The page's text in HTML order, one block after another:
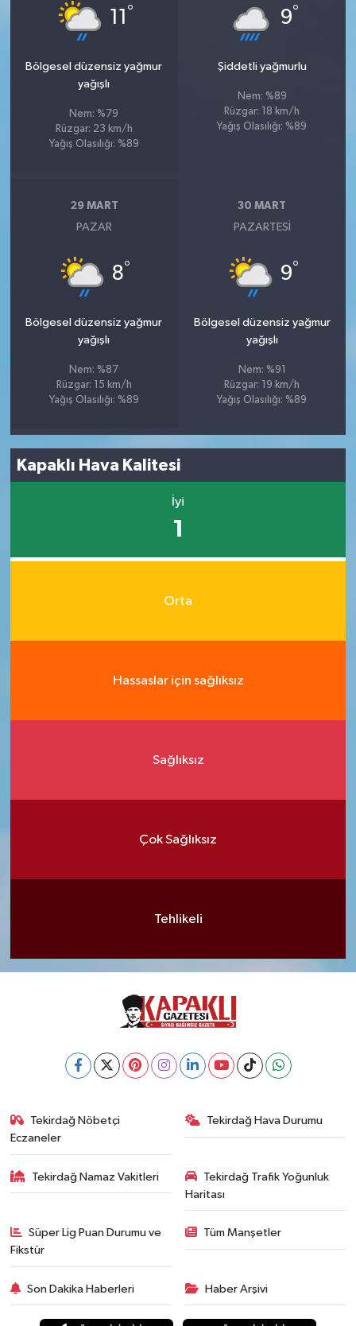
11 °
Bölgesel düzensiz yağmur
yağışlı
Nem: %79
Rüzgar: 23 km/h
Yağış Olasılığı: %89
9°
Şiddetli yağmurlu
Nem: %89
Rüzgar: 18 km/h
Yağış Olasılığı: %89
29 MART
PAZAR
8°
Bölgesel düzensiz yağmur
yağışlı
Nem: %87
Rüzgar: 15 km/h
Yağış Olasılığı: %89
30 MART
PAZARTESI
9°
Bölgesel düzensiz yağmur
yağışlı
Nem: %91
Rüzgar: 19 km/h
Yağış Olasılığı: %89
Kapaklı Hava Kalitesi
İyi
1
Orta
Hassaslar için sağlıksız
Sağlıksız
Çok Sağlıksız
Tehlikeli
Tekirdağ Nöbetçi
Eczaneler
Tekirdağ Hava Durumu
Tekirdağ Namaz Vakitleri
Tekirdağ Trafik Yoğunluk
Haritası
Süper Lig Puan Durumu ve
Fikstür
Tüm Manşetler
Son Dakika Haberleri Haber Arşivi